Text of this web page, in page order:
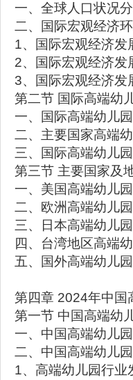
一、全球人口状况
二、国际宏观经济
1、国际宏观经济发
2、国际宏观经济发
3、国际宏观经济发
第二节 国际高端幼
一、国际高端幼儿
二、主要国家高端
三、国际高端幼儿
第三节 主要国家及
一、美国高端幼儿
二、欧洲高端幼儿
三、日本高端幼儿
四、台湾地区高端
五、国外高端幼儿
第四章 2024年中国
第一节 中国高端幼
一、中国高端幼儿
二、中国高端幼儿
1、高端幼儿园行业